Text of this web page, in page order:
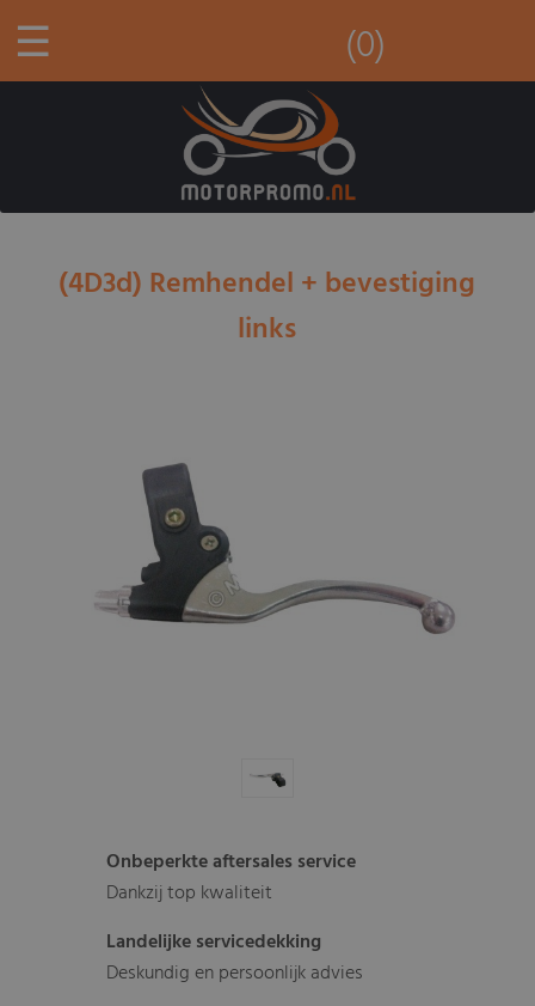
☰ (0)
(4D3d) Remhendel + bevestiging
links
Onbeperkte aftersales service
Dankzij top kwaliteit
Landelijke servicedekking
Deskundig en persoonlijk advies